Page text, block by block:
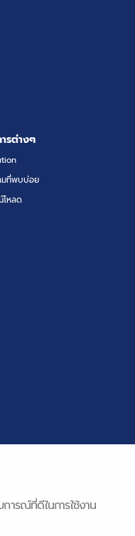
รต่างๆ
มที่พบบ่อย
โหลด
การณ์ที่ดีในการใช้งาน